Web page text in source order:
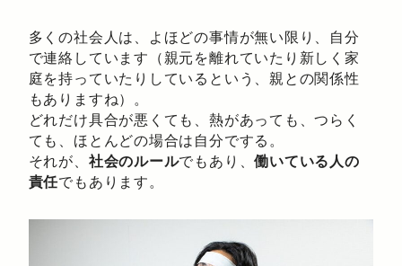
多くの社会人は、よほどの事情が無い限り、自分
で連絡しています（親元を離れていたり新しく家
庭を持っていたりしているという、親との関係性
もありますね）。
どれだけ具合が悪くても、熱があっても、つらく
ても、ほとんどの場合は自分でする。
それが、 社会のルールでもあり、働いている人の
責任でもあります。